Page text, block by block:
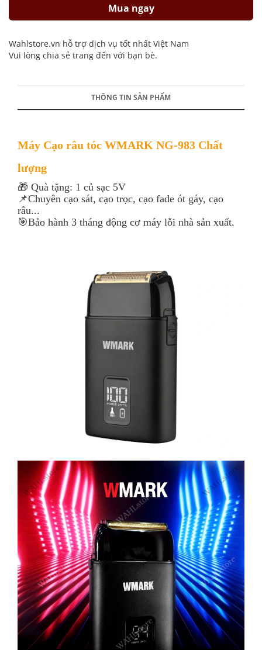
Mua ngay
Wahlstore.vn hỗ trợ dịch vụ tốt nhất Việt Nam
Vui lòng chia sẻ trang đến với bạn bè.
THÔNG TIN SẢN PHẨM
Máy Cạo râu tóc WMARK NG-983 Chất
lượng
🎁 Quà tặng: 1 củ sạc 5V
📌Chuyên cạo sát, cạo trọc, cạo fade ót gáy, cạo
râu...
🎯Bảo hành 3 tháng động cơ máy lỗi nhà sản xuất.